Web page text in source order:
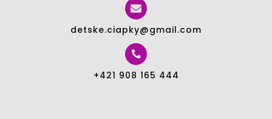
detske.ciapky@gmail.com
+421 908 165 444